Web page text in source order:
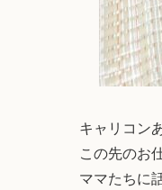
キャリコン
この先のお
ママたちに